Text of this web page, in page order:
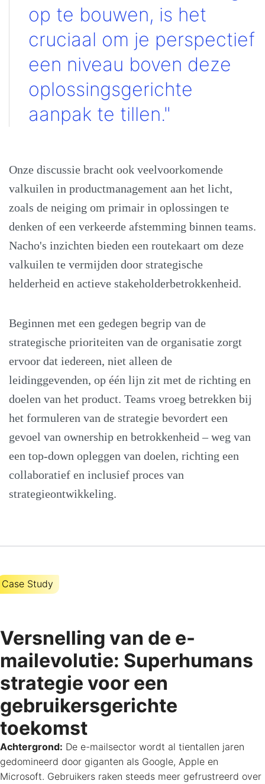
op te bouwen, is het
cruciaal om je perspectief
een niveau boven deze
oplossingsgerichte
aanpak te tillen."
Onze discussie bracht ook veelvoorkomende
valkuilen in productmanagement aan het licht,
zoals de neiging om primair in oplossingen te
denken of een verkeerde afstemming binnen teams.
Nacho's inzichten bieden een routekaart om deze
valkuilen te vermijden door strategische
helderheid en actieve stakeholderbetrokkenheid.
Beginnen met een gedegen begrip van de
strategische prioriteiten van de organisatie zorgt
ervoor dat iedereen, niet alleen de
leidinggevenden, op één lijn zit met de richting en
doelen van het product. Teams vroeg betrekken bij
het formuleren van de strategie bevordert een
gevoel van ownership en betrokkenheid – weg van
een top-down opleggen van doelen, richting een
collaboratief en inclusief proces van
strategieontwikkeling.
Case Study
Versnelling van de e-
mailevolutie: Superhumans
strategie voor een
gebruikersgerichte
toekomst
Achtergrond: De e-mailsector wordt al tientallen jaren
gedomineerd door giganten als Google, Apple en
Microsoft. Gebruikers raken steeds meer gefrustreerd over